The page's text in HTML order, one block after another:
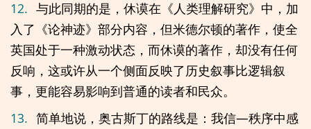
12. 与此同期的是，休谟在《人类理解研究》中，加
入了《论神迹》部分内容，但米德尔顿的著作，使全
英国处于一种激动状态，而休谟的著作，却没有任何
反响，这或许从一个侧面反映了历史叙事比逻辑叙
事，更能容易影响到普通的读者和民众。
13. 简单地说，奥古斯丁的路线是：我信—秩序中感